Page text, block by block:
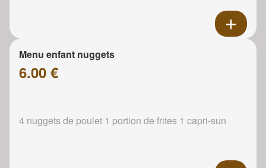
Menu enfant nuggets
6.00 €
4 nuggets de poulet 1 portion de frites 1 capri-sun